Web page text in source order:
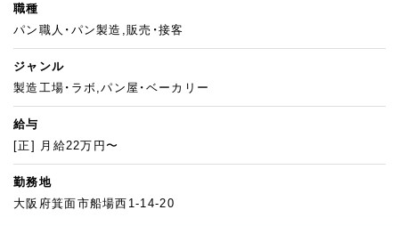
職種
パン職人・パン製造,販売・接客
ジャンル
製造工場・ラボ,パン屋・ベーカリー
給与
[正] 月給22万円〜
勤務地
大阪府箕面市船場西1-14-20